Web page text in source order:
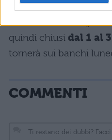
Novembre,
cadrà di venerdì: gli
quindi chiusi dal 1 al
tornerà sui banchi
COMMENTI